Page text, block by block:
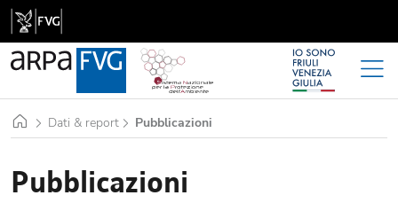
HomeDati & report Pubblicazioni
Pubblicazioni